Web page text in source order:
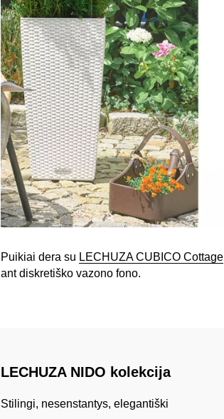
Puikiai dera su LECHUZA CUBICO Cottage
ant diskretiško vazono fono.
LECHUZA NIDO kolekcija
Stilingi, nesenstantys, elegantiški